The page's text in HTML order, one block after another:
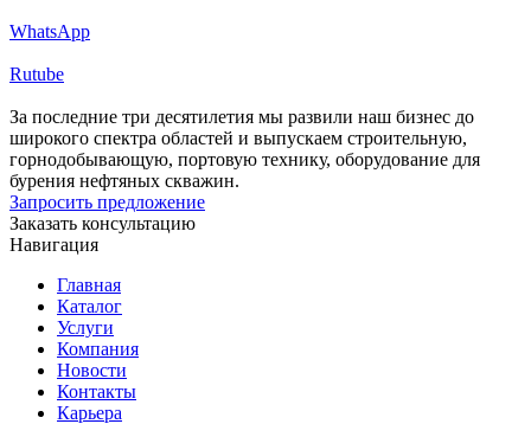
WhatsApp
Rutube
За последние три десятилетия мы развили наш бизнес до
широкого спектра областей и выпускаем строительную,
горнодобывающую, портовую технику, оборудование для
бурения нефтяных скважин.
Запросить предложение
Заказать консультацию
Навигация
Главная
Каталог
Услуги
Компания
Новости
Контакты
Карьера